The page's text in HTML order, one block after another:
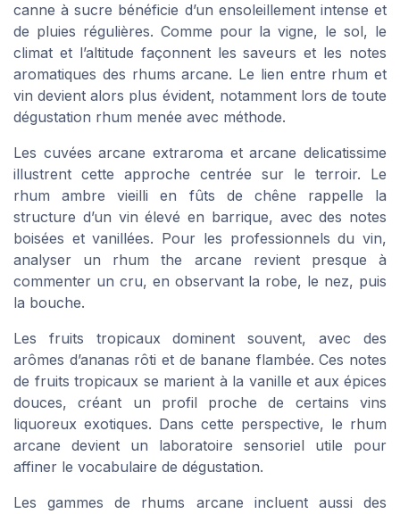
canne à sucre bénéficie d’un ensoleillement intense et
de pluies régulières. Comme pour la vigne, le sol, le
climat et l’altitude façonnent les saveurs et les notes
aromatiques des rhums arcane. Le lien entre rhum et
vin devient alors plus évident, notamment lors de toute
dégustation rhum menée avec méthode.
Les cuvées arcane extraroma et arcane delicatissime
illustrent cette approche centrée sur le terroir. Le
rhum ambre vieilli en fûts de chêne rappelle la
structure d’un vin élevé en barrique, avec des notes
boisées et vanillées. Pour les professionnels du vin,
analyser un rhum the arcane revient presque à
commenter un cru, en observant la robe, le nez, puis
la bouche.
Les fruits tropicaux dominent souvent, avec des
arômes d’ananas rôti et de banane flambée. Ces notes
de fruits tropicaux se marient à la vanille et aux épices
douces, créant un profil proche de certains vins
liquoreux exotiques. Dans cette perspective, le rhum
arcane devient un laboratoire sensoriel utile pour
affiner le vocabulaire de dégustation.
Les gammes de rhums arcane incluent aussi des